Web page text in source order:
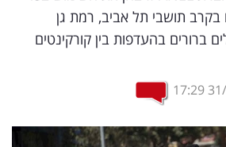
בקרב תושבי תל אביב, רמת גן
ברורים בהעדפות בין קורקינטים
17:29